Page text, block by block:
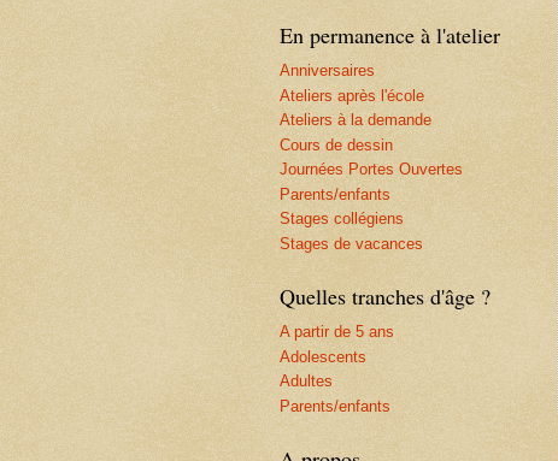
En permanence à l'atelier
Anniversaires
Ateliers après l'école
Ateliers à la demande
Cours de dessin
Journées Portes Ouvertes
Parents/enfants
Stages collégiens
Stages de vacances
Quelles tranches d'âge ?
A partir de 5 ans
Adolescents
Adultes
Parents/enfants